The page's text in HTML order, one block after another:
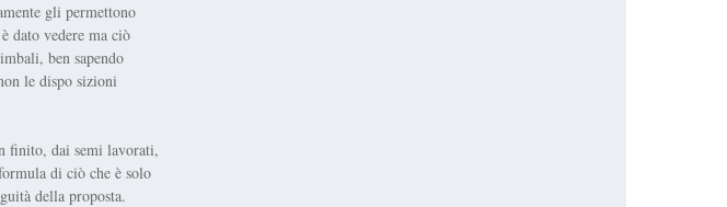
gli permettono
dato vedere ma ciò
ben sapendo
le dispo sizioni
finito, dai semi lavorati,
di ciò che è solo
della proposta.